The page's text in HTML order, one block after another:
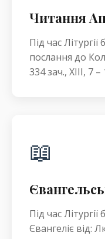
Читання
Під час
послання до
334 зач., XIII, 7 –
📖
Під час
Євангеліє від: